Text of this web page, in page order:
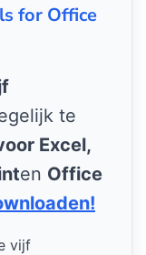
for Office
te
Excel,
en Office
vijf